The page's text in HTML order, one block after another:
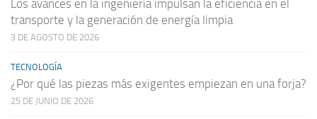
Los avances en la ingeniería impulsan la eficiencia en el
transporte y la generación de energía limpia
3 DE AGOSTO DE 2026
TECNOLOGÍA
¿Por qué las piezas más exigentes empiezan en una forja?
25 DE JUNIO DE 2026